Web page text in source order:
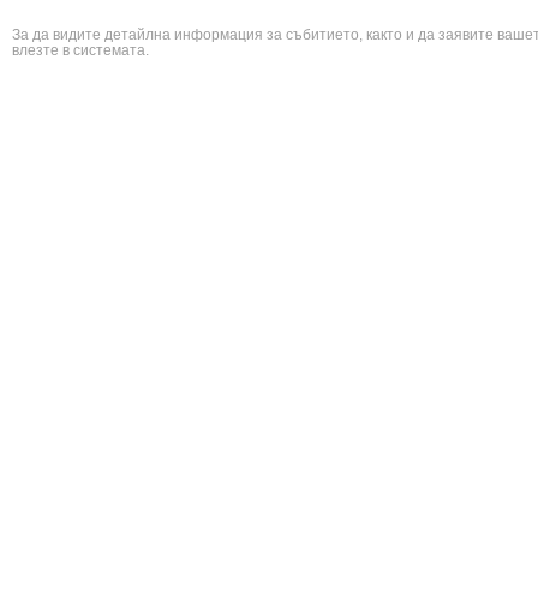
За да видите детайлна информация за събитието, както и да заявите
влезте в системата.